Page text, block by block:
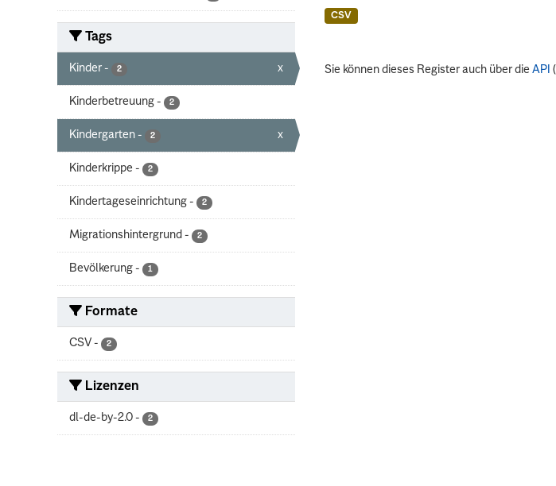
Tags
Kinder - 2 x
Kinderbetreuung - 2
Kindergarten - 2 x
Kinderkrippe - 2
Kindertageseinrichtung - 2
Migrationshintergrund - 2
Bevölkerung - 1
Formate
CSV - 2
Lizenzen
dl-de-by-2.0 - 2
CSV
Sie können dieses Register auch über dieAPI